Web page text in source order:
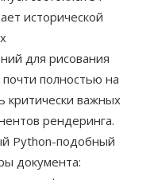
исторической
для рисования
полностью на
критически важных
рендеринга.
Python-подобный
документа: